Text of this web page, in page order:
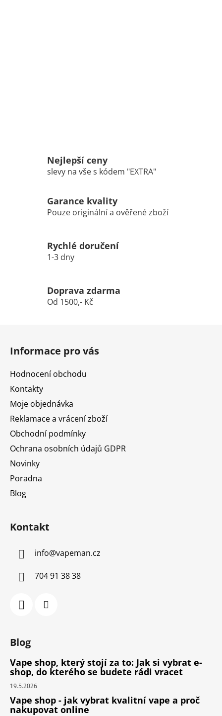
Nejlepší ceny
slevy na vše s kódem "EXTRA"
Garance kvality
Pouze originální a ověřené zboží
Rychlé doručení
1-3 dny
Doprava zdarma
Od 1500,- Kč
Informace pro vás
Hodnocení obchodu
Kontakty
Moje objednávka
Reklamace a vrácení zboží
Obchodní podmínky
Ochrana osobních údajů GDPR
Novinky
Poradna
Blog
Kontakt
info@vapeman.cz
704 91 38 38
Blog
Vape shop, který stojí za to: Jak si vybrat e-
shop, do kterého se budete rádi vracet
19.5.2026
Vape shop - jak vybrat kvalitní vape a proč
nakupovat online